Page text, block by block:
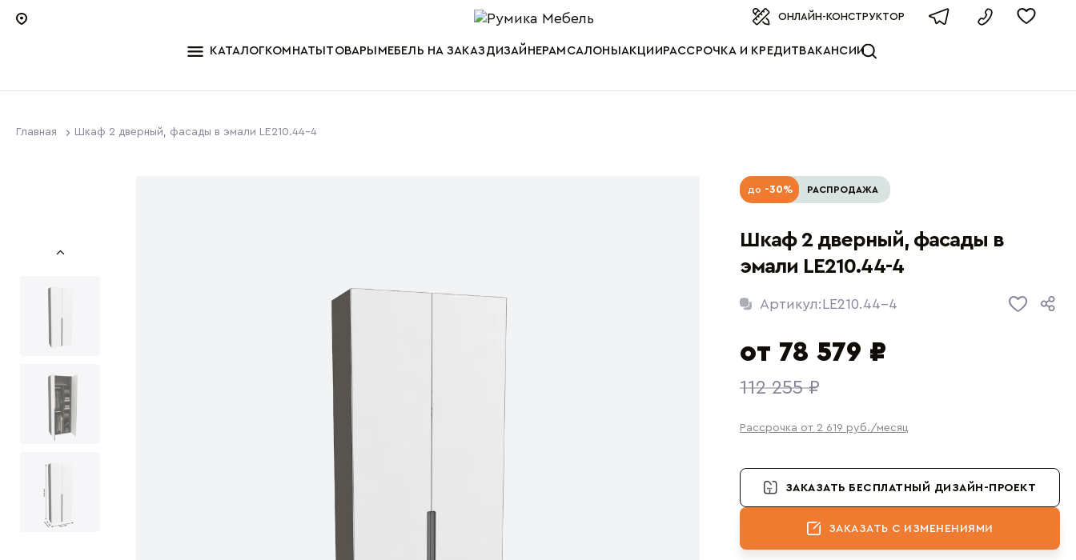
Мебель от производителяОНЛАЙН-КОНСТРУКТОР
КАТАЛОГ КОМНАТЫ ТОВАРЫ МЕБЕЛЬ НА ЗАКАЗ ДИЗАЙНЕРАМ САЛОНЫ АКЦИИ РАССРОЧКА И КРЕДИТ ВАКАНСИИ
Главная Шкаф 2 дверный, фасады в эмали LE210.44-4
до -30% РАСПРОДАЖА
Шкаф 2 дверный, фасады в
эмали LE210.44-4
Артикул:LE210.44-4
от 78 579 ₽
112 255 ₽
Рассрочка от 2 619 руб./месяц
ЗАКАЗАТЬ БЕСПЛАТНЫЙ ДИЗАЙН-ПРОЕКТ
ЗАКАЗАТЬ С ИЗМЕНЕНИЯМИ